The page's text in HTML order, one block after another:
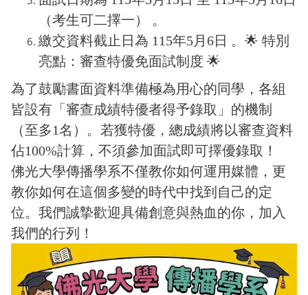
（考生可二擇一） 。
繳交資料截止日為 115年5月6日 。🌟 特別
亮點：審查特優免面試制度 🌟
為了鼓勵書面資料準備極為用心的同學，各組
皆設有「審查成績特優者得予錄取」的機制
（至多1名）。若獲特優，總成績將以審查資料
佔100%計算，不須參加面試即可擇優錄取！
佛光大學傳播學系不僅教你如何運用媒體，更
教你如何在這個多變的時代中找到自己的定
位。我們誠摯歡迎具備創意與熱血的你，加入
我們的行列！